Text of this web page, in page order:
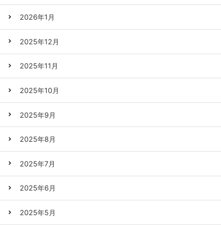
2026年1月
2025年12月
2025年11月
2025年10月
2025年9月
2025年8月
2025年7月
2025年6月
2025年5月